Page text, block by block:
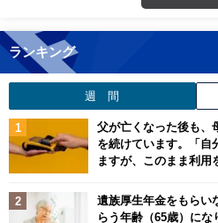
ランキング
週 間
父が亡くなった後も、
を続けています。「自
ますが、このまま利用
遺族厚生年金をもらい
らう年齢（65歳）にな